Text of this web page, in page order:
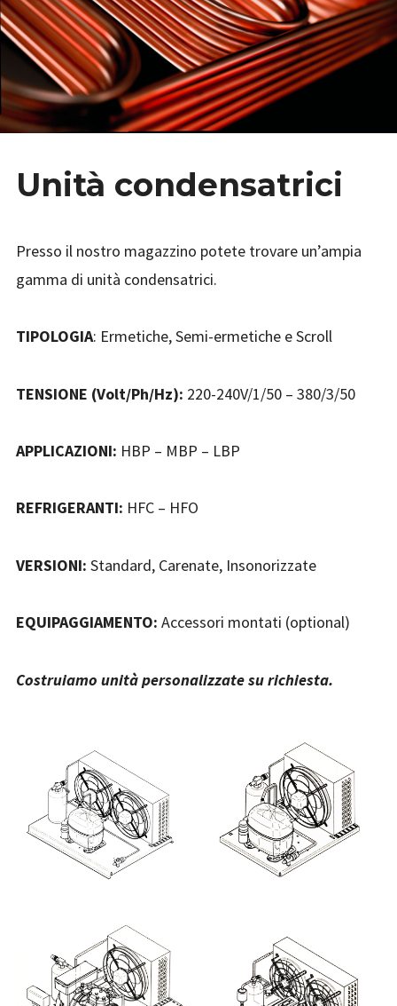
Unità condensatrici
Presso il nostro magazzino potete trovare un’ampia
gamma di unità condensatrici.
TIPOLOGIA: Ermetiche, Semi-ermetiche e Scroll
TENSIONE (Volt/Ph/Hz): 220-240V/1/50 – 380/3/50
APPLICAZIONI: HBP – MBP – LBP
REFRIGERANTI: HFC – HFO
VERSIONI: Standard, Carenate, Insonorizzate
EQUIPAGGIAMENTO: Accessori montati (optional)
Costruiamo unità personalizzate su richiesta.